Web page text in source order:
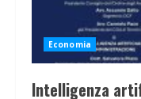
Economia
Intelligenza